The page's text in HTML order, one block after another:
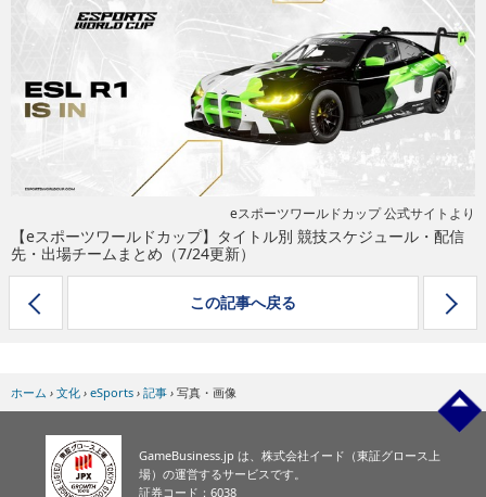
eスポーツ
eスポーツワールドカップ 公式サイトより
【eスポーツワールドカップ】タイトル別 競技スケジュール・配信
先・出場チームまとめ（7/24更新）
この記事へ戻る
ホーム › 文化 › eSports › 記事 › 写真・画像
GameBusiness.jp は、株式会社イード（東証グロース上
場）の運営するサービスです。
証券コード：6038